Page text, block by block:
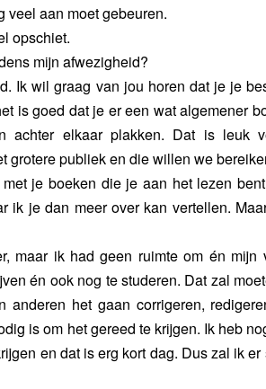
veel aan moet gebeuren.
opschiet.
mijn afwezigheid?
Ik wil graag van jou horen dat je je
is goed dat je er een wat algemener
achter elkaar plakken. Dat is leuk
grotere publiek en die willen we
je boeken die je aan het lezen
ik je dan meer over kan vertellen.
maar ik had geen ruimte om én mijn
én ook nog te studeren. Dat zal
anderen het gaan corrigeren,
is om het gereed te krijgen. Ik heb
en dat is erg kort dag. Dus zal ik